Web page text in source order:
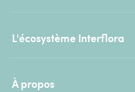
L'écosystème Interflora
À propos